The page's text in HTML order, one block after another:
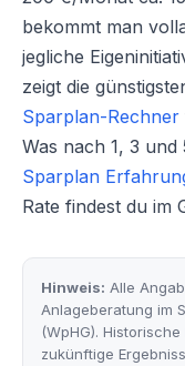
bekommt man
jegliche
zeigt die
Sparplan-Rechner
Was nach 1, 3
Sparplan
Rate findest du im
Hinweis: Alle
Anlageberatung im
(WpHG).
zukünftige